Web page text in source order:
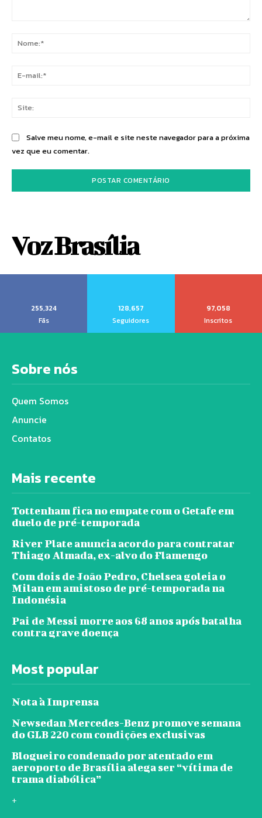
Salve meu nome, e-mail e site neste navegador para a próxima
vez que eu comentar.
Voz Brasília
255,324
Fãs
128,657
Seguidores
97,058
Inscritos
Sobre nós
Quem Somos
Anuncie
Contatos
Mais recente
Tottenham fica no empate com o Getafe em
duelo de pré-temporada
River Plate anuncia acordo para contratar
Thiago Almada, ex-alvo do Flamengo
Com dois de João Pedro, Chelsea goleia o
Milan em amistoso de pré-temporada na
Indonésia
Pai de Messi morre aos 68 anos após batalha
contra grave doença
Most popular
Nota à Imprensa
Newsedan Mercedes-Benz promove semana
do GLB 220 com condições exclusivas
Blogueiro condenado por atentado em
aeroporto de Brasília alega ser “vítima de
trama diabólica”
+